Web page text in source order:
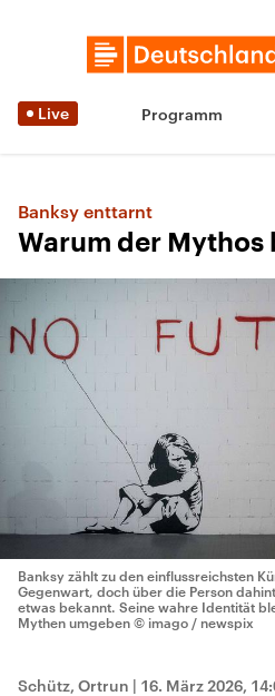
Live Programm
Banksy enttarnt
Warum der Mythos
Banksy zählt zu den einflussreichsten
Gegenwart, doch über die Person
etwas bekannt. Seine wahre Identität
Mythen umgeben © imago / newspix
Schütz, Ortrun | 16. März 2026,